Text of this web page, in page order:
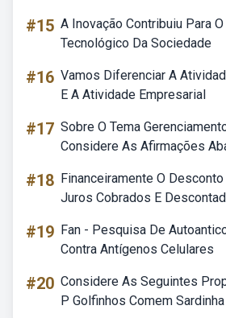
#15 A Inovação Contribuiu Para
Tecnológico Da Sociedade
#16 Vamos Diferenciar A
E A Atividade Empresarial
#17 Sobre O Tema
Considere As Afirmações
#18 Financeiramente O
Juros Cobrados E
#19 Fan - Pesquisa De
Contra Antígenos Celulares
#20 Considere As Seguintes
P Golfinhos Comem Sardinha